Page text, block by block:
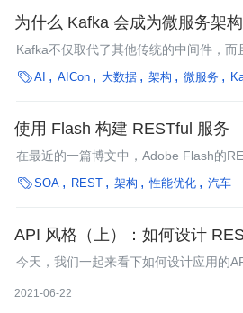
为什么 Kafka 会成为微服务架
Kafka不仅取代了其他传统的中间件，而
Kafka原生API直接构建微服务。
AI AICon 大数据 架构 微服务
使用 Flash 构建 RESTful 服务
在最近的一篇博文中，Adobe Flash的
质疑。鉴于此，OASIS SOA Reference
一与Adobe布道者Duane Nickull解释了
SOA REST 架构 性能优化 汽车
API 风格（上）：如何设计
今天，我们一起来看下如何设计应用的
2021-06-22